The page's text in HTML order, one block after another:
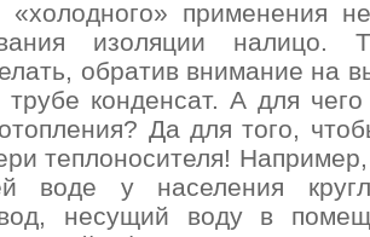
применения
изоляции налицо.
обратив внимание на
трубе конденсат. А для чего
Да для того,
теплоносителя!
воде у населения
несущий воду в